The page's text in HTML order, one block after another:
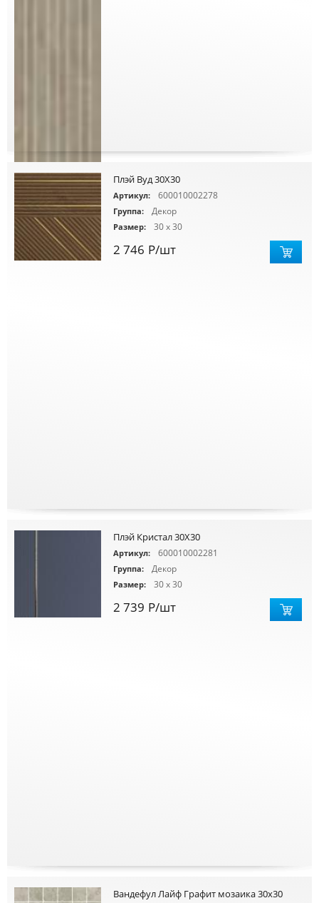
Плэй Вуд 30X30
Артикул: 600010002278
Группа: Декор
Размер: 30 x 30
2 746 Р/шт
Плэй Кристал 30X30
Артикул: 600010002281
Группа: Декор
Размер: 30 x 30
2 739 Р/шт
Вандефул Лайф Графит мозаика 30х30